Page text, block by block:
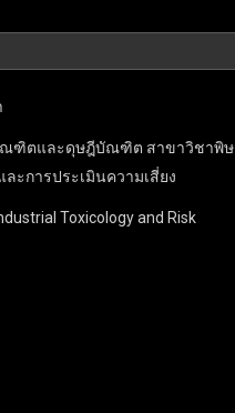
ณฑิตและดุษฎีบัณฑิต สาขาวิชาพิษ
ะการประเมินความเสี่ยง
Toxicology and Risk